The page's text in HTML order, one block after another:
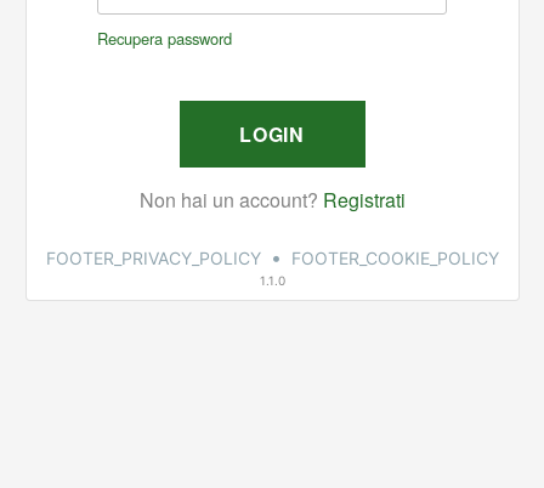
FOOTER_PRIVACY_POLICY • FOOTER_COOKIE_POLICY
1.1.0